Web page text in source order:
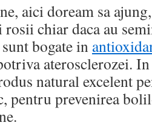
aici doream sa
rosii chiar daca au
bogate in
aterosclerozei.
natural excelent
pentru prevenirea